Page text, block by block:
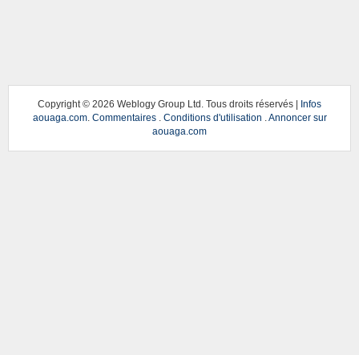
Copyright © 2026 Weblogy Group Ltd. Tous droits réservés |
Infos
aouaga.com. Commentaires. Conditions d'utilisation .Annoncer sur
aouaga.com